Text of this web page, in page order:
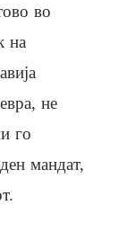
во
на
не
го
мандат,